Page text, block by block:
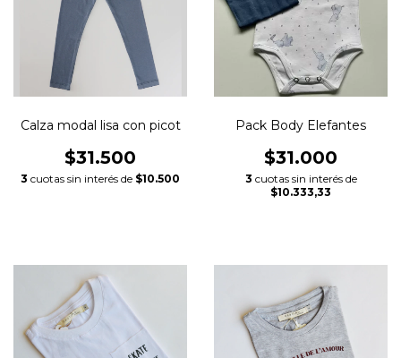
Calza modal lisa con picot
$31.500
3 cuotas sin interés de $10.500
Pack Body Elefantes
$31.000
3 cuotas sin interés de
$10.333,33